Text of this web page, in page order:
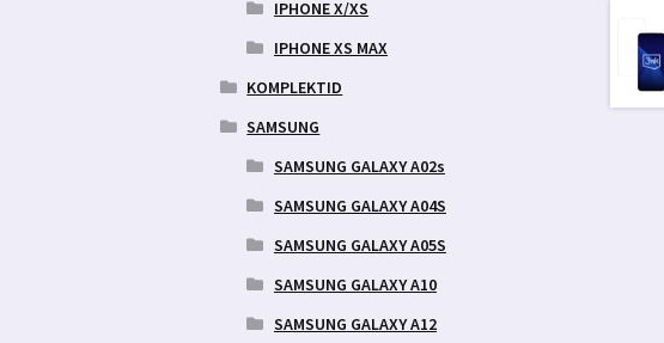
IPHONE X/XS
IPHONE XS MAX
KOMPLEKTID
SAMSUNG
SAMSUNG GALAXY A02s
SAMSUNG GALAXY A04S
SAMSUNG GALAXY A05S
SAMSUNG GALAXY A10
SAMSUNG GALAXY A12